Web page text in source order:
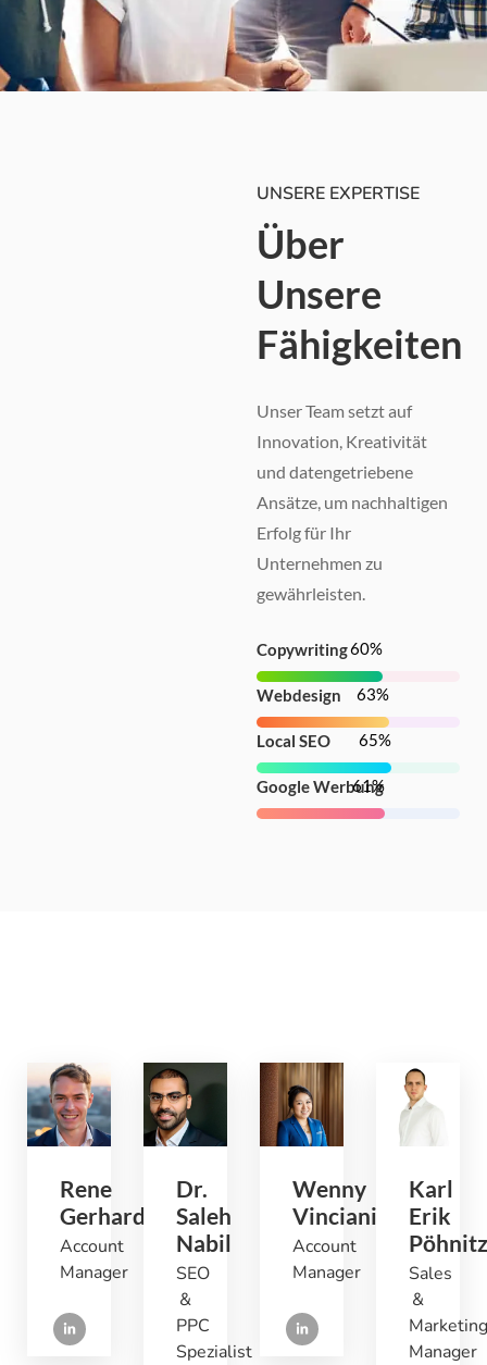
UNSERE EXPERTISE
Über
Unsere
Fähigkeiten
Unser Team setzt auf
Innovation, Kreativität
und datengetriebene
Ansätze, um nachhaltigen
Erfolg für Ihr
Unternehmen zu
gewährleisten.
Copywriting
Webdesign
Local SEO
Google Werbung
Rene
Gerhardt
Account
Manager
Dr.
Saleh
Nabil
SEO
&
PPC
Spezialist
Wenny
Vinciani
Account
Manager
Karl
Erik
Sales
&
Marketing
Manager